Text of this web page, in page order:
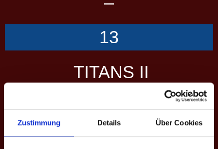
Zustimmung Details Über Cookies
13
TITANS II